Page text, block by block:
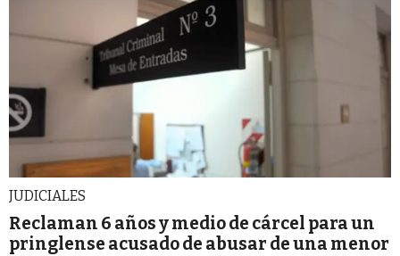
JUDICIALES
Reclaman 6 años y medio de cárcel para un
pringlense acusado de abusar de una menor